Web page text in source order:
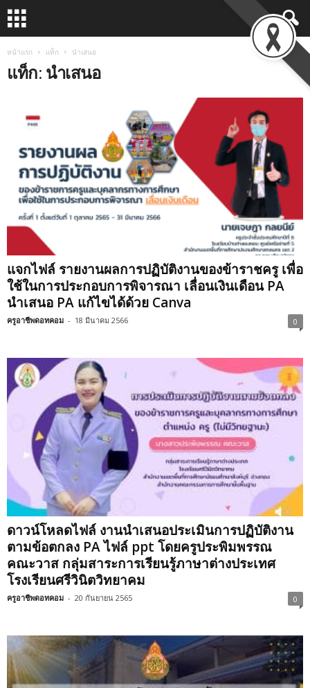
หน้าแรก แท็ก นำเสนอ
แท็ก: นำเสนอ
แจกไฟล์ รายงานผลการปฏิบัติงานของข้าราชครู เพื่อ
ใช้ในการประกอบการพิจารณา เลื่อนเงินเดือน PA
นำเสนอ PA แก้ไขได้ด้วย Canva
ครูอาชีพดอทคอม - 18 มีนาคม 2566 0
ดาวน์โหลดไฟล์ งานนำเสนอประเมินการปฏิบัติงาน
ตามข้อตกลง PA ไฟล์ ppt โดยครูประพิมพรรณ
คณะวาส กลุ่มสาระการเรียนรู้ภาษาต่างประเทศ
โรงเรียนศรีวินิตวิทยาคม
ครูอาชีพดอทคอม - 20 กันยายน 2565 0